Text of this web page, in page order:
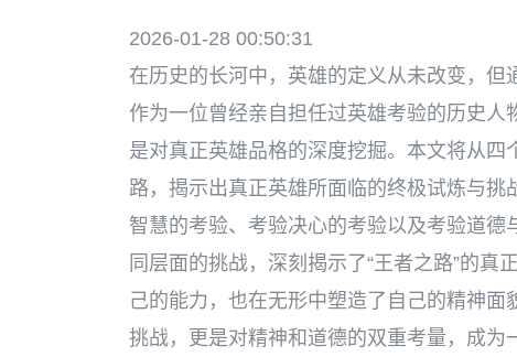
2026-01-28 00:50:31
在历史的长河中，英雄的定义从未改变，但
作为一位曾经亲自担任过英雄考验的历史
是对真正英雄品格的深度挖掘。本文将从
路，揭示出真正英雄所面临的终极试炼与
智慧的考验、考验决心的考验以及考验道
同层面的挑战，深刻揭示了“王者之路”的真
己的能力，也在无形中塑造了自己的精神
挑战，更是对精神和道德的双重考量，成为